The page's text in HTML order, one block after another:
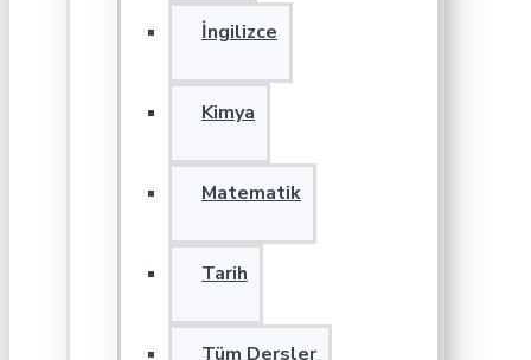
İngilizce
Kimya
Matematik
Tarih
Tüm Dersler